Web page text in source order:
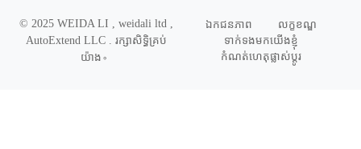
© 2025 WEIDA LI , weidali ltd ,
AutoExtend LLC .រក្សាសិទ្ធិគ្រប់
យ៉ាង 。
ឯកជនភាព
លក្ខខណ្ឌ
ទាក់ទងមកយើងខ្ញុំ
កំណត់ហេតុផ្លាស់ប្តូរ